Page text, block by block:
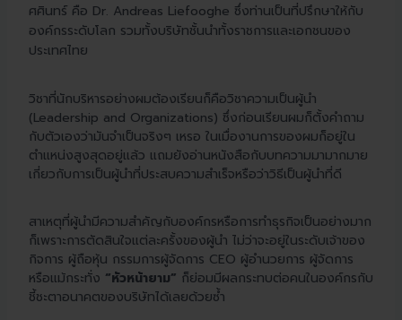
ศศินทร์ คือ Dr. Andreas Liefooghe ซึ่งท่านเป็นที่ปรึกษาให้กับ
องค์กรระดับโลก รวมทั้งบริษัทชั้นนำทั้งราชการและเอกชนของ
ประเทศไทย
วิชาที่นักบริหารอย่างผมต้องเรียนก็คือวิชาความเป็นผู้นำ
(Leadership and Organizations) ซึ่งก่อนเรียนผมก็ตั้งคำถาม
กับตัวเองว่ามันจำเป็นจริงๆ เหรอ ในเมื่องานการของผมก็อยู่ใน
ตำแหน่งสูงสุดอยู่แล้ว แถมยังอ่านหนังสือกับบทความมามากมาย
เกี่ยวกับการเป็นผู้นำที่ประสบความสำเร็จหรือว่าวิธีเป็นผู้นำที่ดี
สาเหตุที่ผู้นำมีความสำคัญกับองค์กรหรือการทำธุรกิจเป็นอย่างมาก
ก็เพราะการตัดสินใจแต่ละครั้งของผู้นำ ไม่ว่าจะอยู่ในระดับเจ้าของ
กิจการ ผู้ถือหุ้น กรรมการผู้จัดการ CEO ผู้อำนวยการ ผู้จัดการ
หรือแม้กระทั่ง “หัวหน้ายาม” ก็ย่อมมีผลกระทบต่อคนในองค์กรกับ
ชี้ชะตาอนาคตของบริษัทได้เลยด้วยซ้ำ